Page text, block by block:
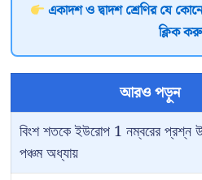
একাদশ ও দ্বাদশ শ্রেণির যে
ক্লিক
আরও পড়ুন
বিংশ শতকে ইউরোপ 1 নম্বরের প্রশ্ন
পঞ্চম অধ্যায়